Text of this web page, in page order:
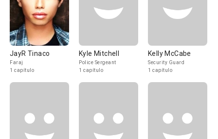
JayR Tinaco
Faraj
1 capítulo
Kyle Mitchell
Police Sergeant
1 capítulo
Kelly McCabe
Security Guard
1 capítulo